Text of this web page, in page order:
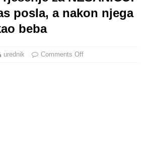
posla, a nakon njega
beba
urednik Comments Off